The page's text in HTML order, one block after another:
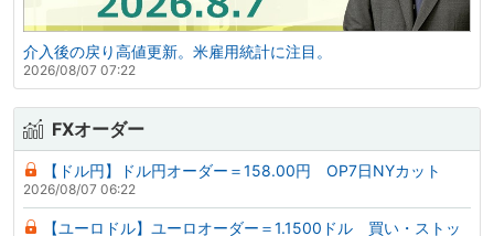
介入後の戻り高値更新。米雇用統計に注目。
2026/08/07 07:22
FXオーダー
【ドル円】ドル円オーダー＝158.00円 OP7日NYカット
2026/08/07 06:22
【ユーロドル】ユーロオーダー＝1.1500ドル 買い・ストッ